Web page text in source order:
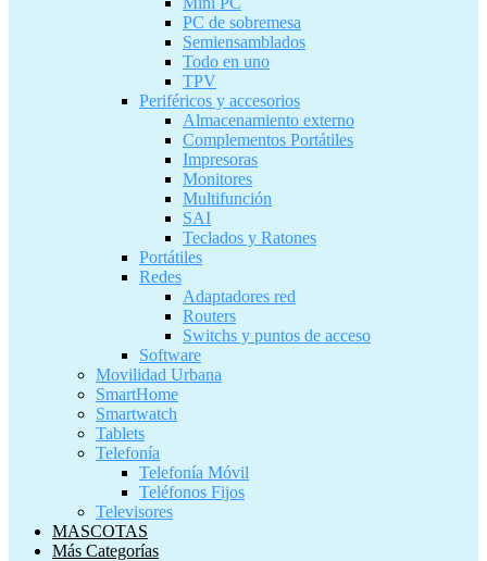
PC de sobremesa
Semiensamblados
Todo en uno
TPV
Periféricos y accesorios
Almacenamiento externo
Complementos Portátiles
Impresoras
Monitores
Multifunción
SAI
Teclados y Ratones
Portátiles
Redes
Adaptadores red
Routers
Switchs y puntos de acceso
Software
Movilidad Urbana
SmartHome
Smartwatch
Tablets
Telefonía
Telefonía Móvil
Teléfonos Fijos
Televisores
MASCOTAS
Más Categorías